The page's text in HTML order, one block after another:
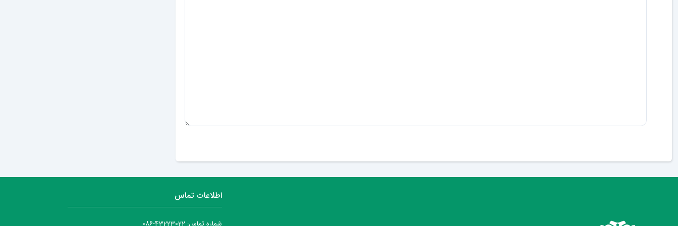
اطلاعات تماس